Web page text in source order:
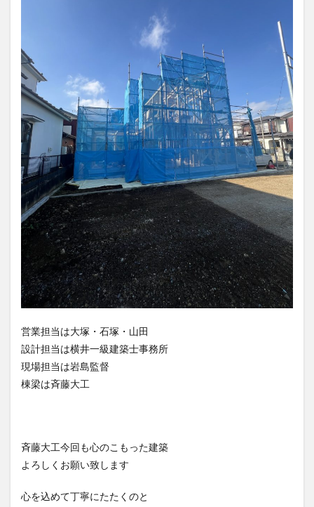
営業担当は大塚・石塚・山田
設計担当は横井一級建築士事務所
現場担当は岩島監督
棟梁は斉藤大工
斉藤大工今回も心のこもった建築
よろしくお願い致します
心を込めて丁寧にたたくのと